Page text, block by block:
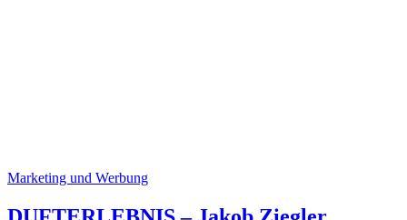
Marketing und Werbung